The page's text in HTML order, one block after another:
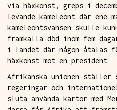
via häxkonst, greps i
levande kameleont där ene
kameleontsvansen skulle
framkalla död inom fem
i landet där någon åtalas
häxkonst mot en president
Afrikanska unionen ställer
regeringar och
sluta använda kartor med